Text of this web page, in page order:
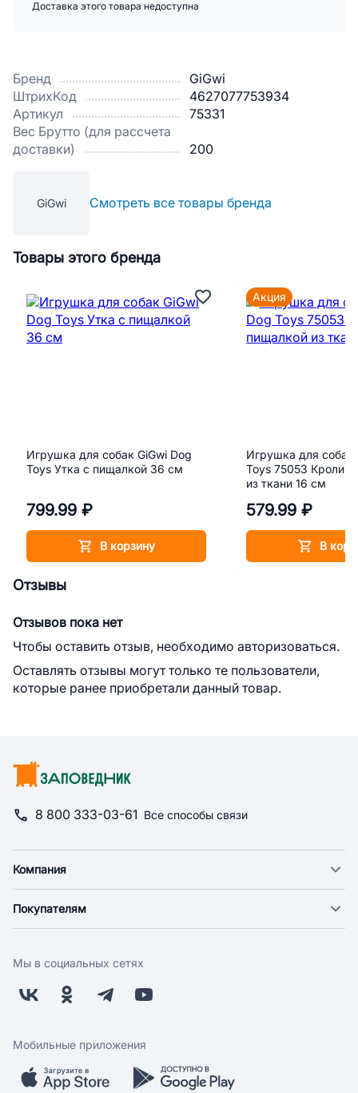
Бренд
GiGwi
ШтрихКод
4627077753934
Артикул
75331
Вес Брутто (для рассчета
доставки)
200
GiGwi Смотреть все товары бренда
Доставка этого товара недоступна
Товары этого бренда
Игрушка для собак GiGwi Dog
Toys Утка с пищалкой 36 см
799.99 ₽
В корзину
Игрушка для собак
Toys 75053 Кролик
из ткани 16 см
579.99 ₽
В
Акция
Отзывы
Отзывов пока нет
Чтобы оставить отзыв, необходимо авторизоваться.
Оставлять отзывы могут только те пользователи,
которые ранее приобретали данный товар.
8 800 333-03-61 Все способы связи
Компания
Новости
Поставщикам
Заводчикам
Обратная связь
Покупателям
Оплата
Бонусная программа
Скидки и акции
Мобильное приложение
Мы в социальных сетях
Мобильные приложения